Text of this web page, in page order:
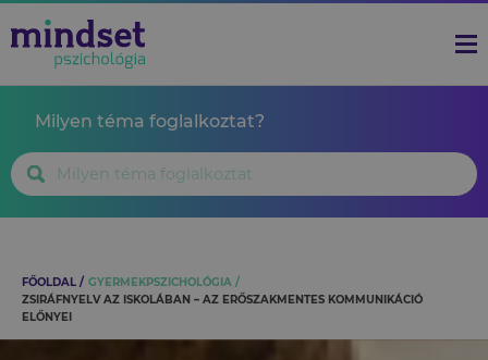
Milyen téma foglalkoztat?
FŐOLDAL
GYERMEKPSZICHOLÓGIA
ZSIRÁFNYELV AZ ISKOLÁBAN – AZ ERŐSZAKMENTES KOMMUNIKÁCIÓ
ELŐNYEI